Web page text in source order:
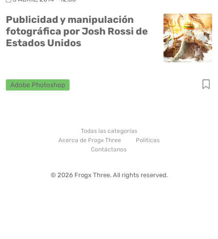
Publicidad y manipulación
fotográfica por Josh Rossi de
Estados Unidos
Adobe Photoshop
Todas las categorías
Acerca de Frogx Three
Politicas
Contáctanos
© 2026 Frogx Three. All rights reserved.